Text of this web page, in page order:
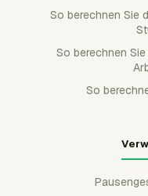
So berechnen Sie
So berechnen
So